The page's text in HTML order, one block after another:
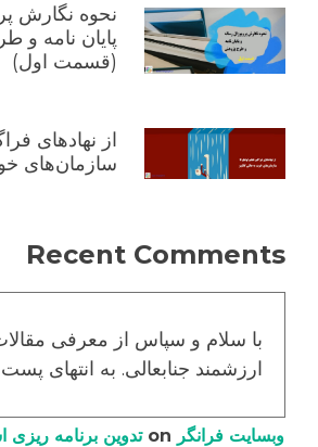
نحوه نگارش
پایان نامه و
(قسمت اول)
از نهادهای
سازمان‌های
Recent Comments
با سلام و سپاس از معرفی
ارزشمند جنابعالی. به انتهای
وبسایت فرانگر
تدوین برنامه